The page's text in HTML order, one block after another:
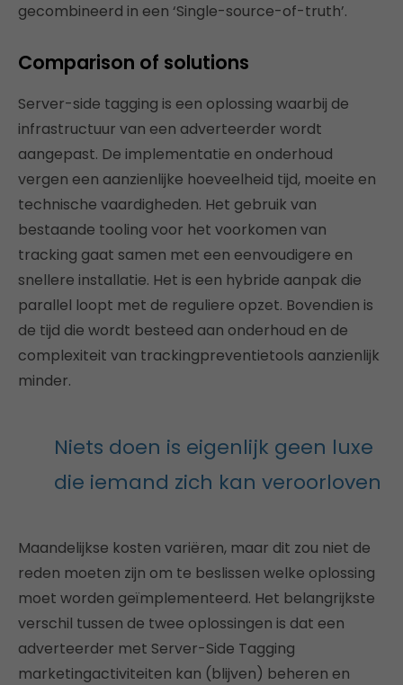
gecombineerd in een ‘Single-source-of-truth’.
Comparison of solutions
Server-side tagging is een oplossing waarbij de
infrastructuur van een adverteerder wordt
aangepast. De implementatie en onderhoud
vergen een aanzienlijke hoeveelheid tijd, moeite en
technische vaardigheden. Het gebruik van
bestaande tooling voor het voorkomen van
tracking gaat samen met een eenvoudigere en
snellere installatie. Het is een hybride aanpak die
parallel loopt met de reguliere opzet. Bovendien is
de tijd die wordt besteed aan onderhoud en de
complexiteit van trackingpreventietools aanzienlijk
minder.
Niets doen is eigenlijk geen luxe
die iemand zich kan veroorloven
Maandelijkse kosten variëren, maar dit zou niet de
reden moeten zijn om te beslissen welke oplossing
moet worden geïmplementeerd. Het belangrijkste
verschil tussen de twee oplossingen is dat een
adverteerder met Server-Side Tagging
marketingactiviteiten kan (blijven) beheren en